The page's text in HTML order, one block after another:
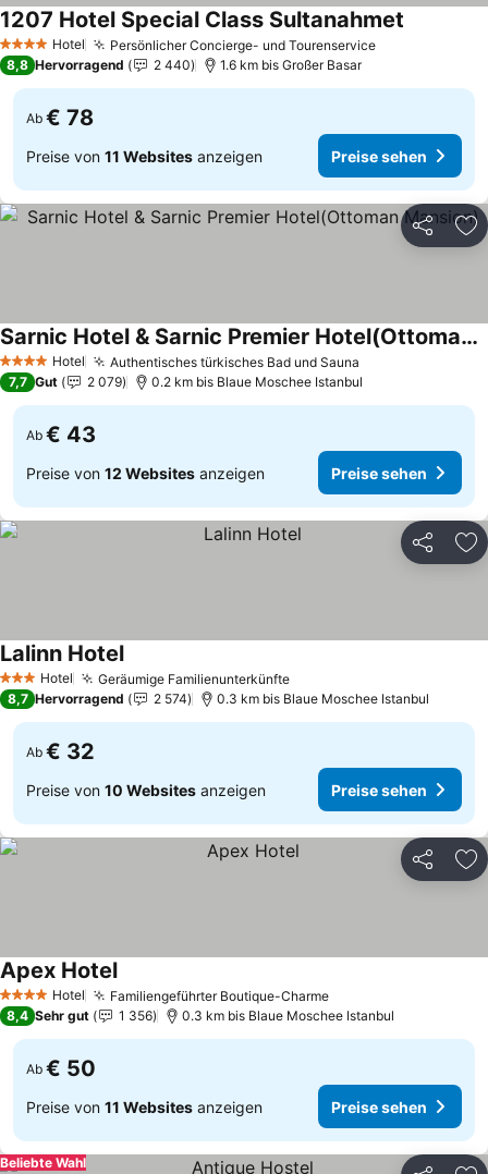
4 Sterne Hotel Persönlicher Concierge- und TourenservicePreise sehen
1207 Hotel Special Class Sultanahmet
8,8 Hervorragend 2 440 1.6 km bis Großer Basar
Ab € 78
Preise von 11 Websites anzeigen Preise sehen
Teilen
4 Sterne Hotel Authentisches türkisches Bad und Sauna
Sarnic Hotel & Sarnic Premier Hotel(Ottoman Mansion)
Preise sehen
7,7 Gut 2 079 0.2 km bis Blaue Moschee Istanbul
Ab € 43
Preise von 12 Websites anzeigen Preise sehen
Teilen
3 SterneHotel Geräumige FamilienunterkünftePreise sehen
Lalinn HotelPreise sehen
8,7 Hervorragend 2 574 0.3 km bis Blaue Moschee Istanbul
Ab € 32
Preise von 10 Websites anzeigen Preise sehen
Teilen
4 Sterne Hotel Familiengeführter Boutique-CharmePreise sehen
Apex HotelPreise sehen
8,4 Sehr gut 1 356 0.3 km bis Blaue Moschee Istanbul
Ab € 50
Preise von 11 Websites anzeigen Preise sehen
Beliebte Wahl